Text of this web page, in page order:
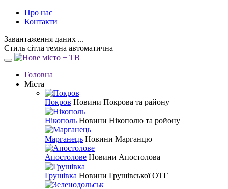
Про нас
Контакти
Завантаження даних ...
Стиль сітла темна автоматична
Головна
Міста
Покров Новини Покрова та району
Нікополь Новини Нікополю та ройону
Марганець Новини Марганцю
Апостолове Новини Апостолова
Грушівка Новини Грушівської ОТГ